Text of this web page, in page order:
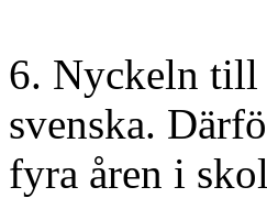
6. Nyckeln till
svenska.
fyra åren i